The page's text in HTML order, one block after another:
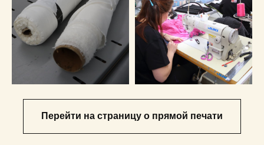
Перейти на страницу о прямой печати